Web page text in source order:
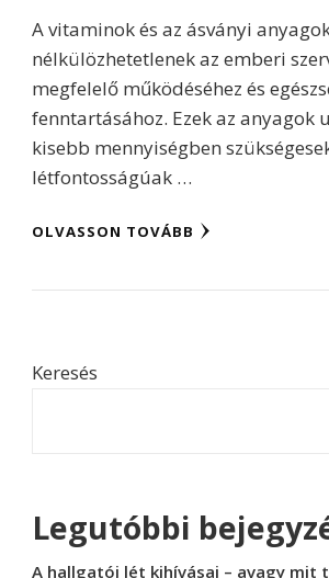
A vitaminok és az ásványi
nélkülözhetetlenek az emberi
megfelelő működéséhez és
fenntartásához. Ezek az anyagok
kisebb mennyiségben
létfontosságúak …
OLVASSON TOVÁBB
Keresés
Legutóbbi
A hallgatói lét kihívásai – avagy mit